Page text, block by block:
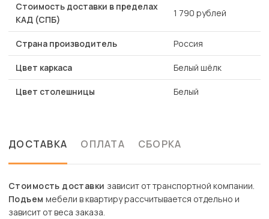
Стоимость доставки в пределах
КАД (СПБ)
1 790 рублей
Страна производитель Россия
Цвет каркаса Белый шёлк
Цвет столешницы Белый
ДОСТАВКА ОПЛАТА СБОРКА
Стоимость доставки зависит от транспортной компании.
Подъем мебели в квартиру рассчитывается отдельно и
зависит от веса заказа.